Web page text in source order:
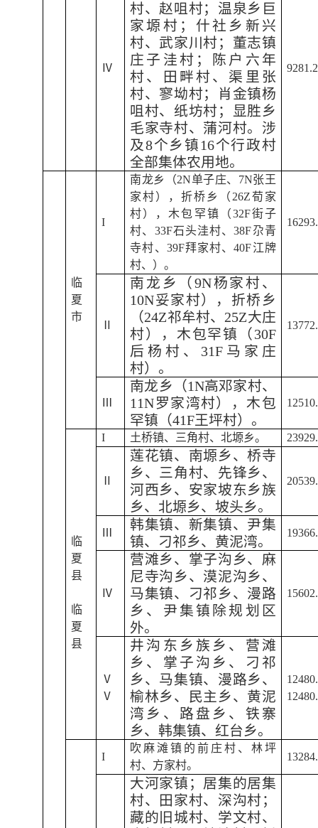
Ⅳ
村、赵咀村；温泉乡巨
家塬村；什社乡新兴
村、武家川村；董志镇
庄子洼村；陈户六年
村、田畔村、渠里张
村、寥坳村；肖金镇杨
咀村、纸坊村；显胜乡
毛家寺村、蒲河村。涉
及8个乡镇16个行政村
全部集体农用地。
临
夏
市
I
南龙乡（2N单子庄、7N张王
家村），折桥乡（26Z荀家
村），木包罕镇（32F街子
村、33F石头洼村、38F尕青
寺村、39F拜家村、40F江牌
村、）。
南龙乡（9N杨家村、
10N妥家村），折桥乡
（24Z祁牟村、25Z大庄
村），木包罕镇（30F
后杨村、31F马家庄
村）。
南龙乡（1N高邓家村、
11N罗家湾村），木包
罕镇（41F王坪村）。
临
夏
县
临
夏
县
I 土桥镇、三角村、北塬乡。
莲花镇、南塬乡、桥寺
乡、三角村、先锋乡、
河西乡、安家坡东乡族
乡、北塬乡、坡头乡。
韩集镇、新集镇、尹集
镇、刁祁乡、黄泥湾。
Ⅳ
营滩乡、掌子沟乡、麻
尼寺沟乡、漠泥沟乡、
马集镇、刁祁乡、漫路
乡、尹集镇除规划区
外。
Ⅴ
Ⅴ
井沟东乡族乡、营滩
乡、掌子沟乡、刁祁
乡、马集镇、漫路乡、
榆林乡、民主乡、黄泥
湾乡、路盘乡、铁寨
乡、韩集镇、红台乡。
I
吹麻滩镇的前庄村、林坪
村、方家村。
大河家镇；居集的居集
村、田家村、深沟村；
藏的旧城村、学文村、